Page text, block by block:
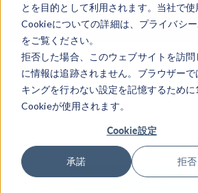
とを目的として利用されます。当社で使
Cookieについての詳細は、プライバシ
をご覧ください。
拒否した場合、このウェブサイトを訪問
に情報は追跡されません。ブラウザーで
キングを行わない設定を記憶するため
Cookieが使用されます。
Cookie設定
承諾 拒否
クイック検索
分野でフィルター
フィルター